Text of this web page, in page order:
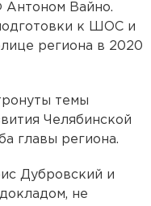
Антоном Вайно.
к ШОС и
региона в 2020
темы
Челябинской
главы региона.
Дубровский и
не